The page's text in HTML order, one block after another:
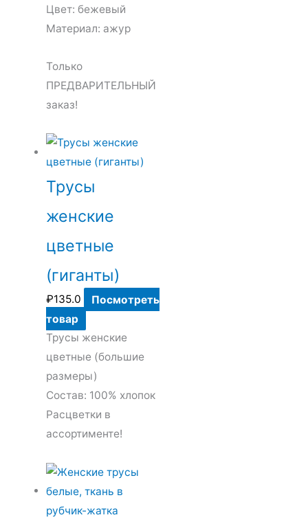
Цвет: бежевый
Материал: ажур
Только
ПРЕДВАРИТЕЛЬНЫЙ
заказ!
Трусы
женские
цветные
(гиганты)
₽135.0
Посмотреть
товар
Трусы женские
цветные (большие
размеры)
Состав: 100% хлопок
Расцветки в
ассортименте!